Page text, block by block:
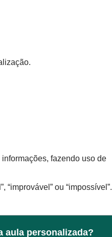
fazendo uso de
ou “impossível”.
aula personalizada?